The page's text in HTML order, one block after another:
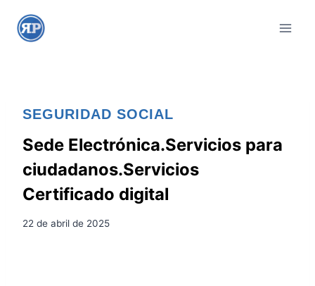
SEGURIDAD SOCIAL
Sede Electrónica.Servicios para
ciudadanos.Servicios
Certificado digital
22 de abril de 2025